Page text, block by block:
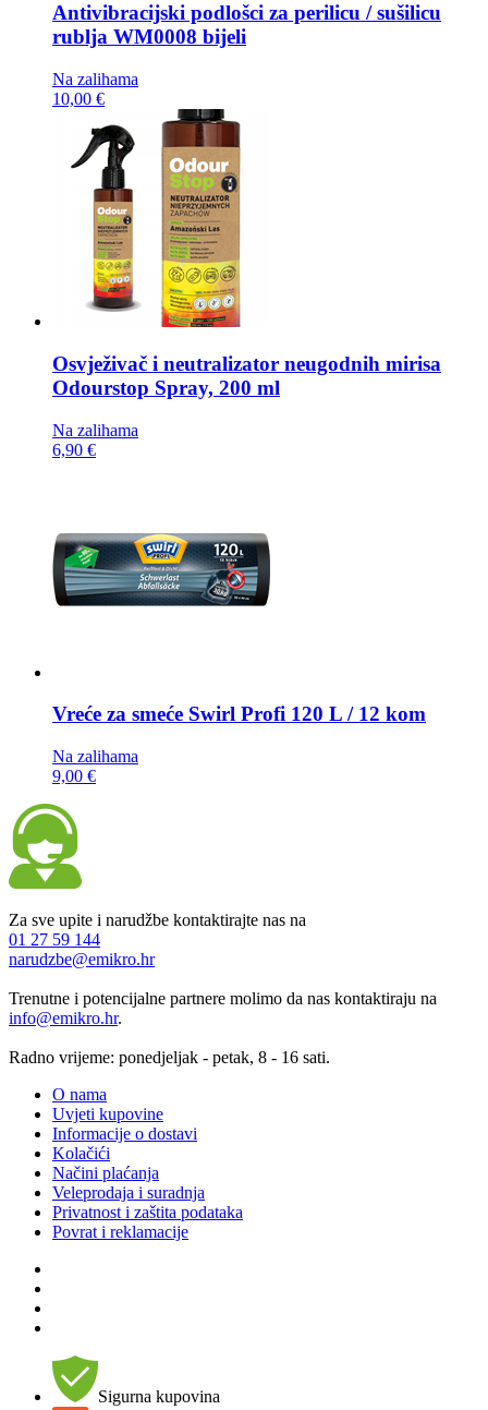
Antivibracijski podlošci za perilicu / sušilicu
rublja WM0008 bijeli
Na zalihama
10,00 €
Osvježivač i neutralizator neugodnih mirisa
Odourstop Spray, 200 ml
Na zalihama
6,90 €
Vreće za smeće Swirl Profi 120 L / 12 kom
Na zalihama
9,00 €
Za sve upite i narudžbe kontaktirajte nas na
01 27 59 144
narudzbe@emikro.hr
Trenutne i potencijalne partnere molimo da nas kontaktiraju na
info@emikro.hr.
Radno vrijeme: ponedjeljak - petak, 8 - 16 sati.
O nama
Uvjeti kupovine
Informacije o dostavi
Kolačići
Načini plaćanja
Veleprodaja i suradnja
Privatnost i zaštita podataka
Povrat i reklamacije
Sigurna kupovina